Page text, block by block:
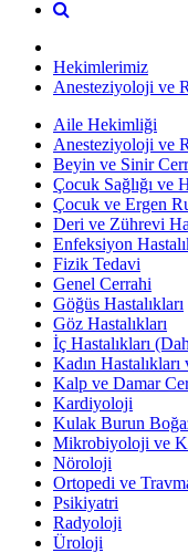
Hekimlerimiz
Anesteziyoloji ve
Aile Hekimliği
Anesteziyoloji ve
Beyin ve Sinir
Çocuk Sağlığı ve
Çocuk ve Ergen
Deri ve Zührevi
Enfeksiyon
Fizik Tedavi
Genel Cerrahi
Göğüs Hastalıkları
Göz Hastalıkları
İç Hastalıkları
Kadın
Kalp ve Damar
Kardiyoloji
Kulak Burun
Mikrobiyoloji ve
Nöroloji
Ortopedi ve
Psikiyatri
Radyoloji
Üroloji